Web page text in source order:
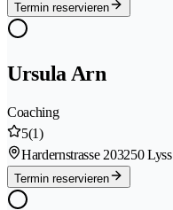
Termin reservieren
Ursula Arn
Coaching
5(1)
Hardernstrasse 203250 Lyss
Termin reservieren